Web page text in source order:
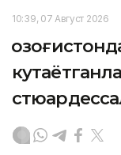
10:39, 07 Август 2026